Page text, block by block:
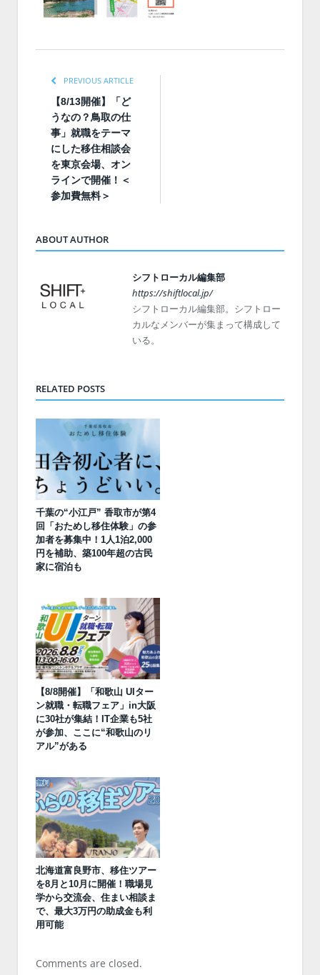
PREVIOUS ARTICLE
【8/13開催】「ど
うなの？鳥取の仕
事」就職をテーマ
にした移住相談会
を東京会場、オン
ラインで開催！＜
参加費無料＞
ABOUT AUTHOR
シフトローカル編集部
https://shiftlocal.jp/
シフトローカル編集部。シフトロー
カルなメンバーが集まって構成して
いる。
RELATED POSTS
千葉の“小江戸” 香取市が第4
回「おためし移住体験」の参
加者を募集中！1人1泊2,000
円を補助、築100年超の古民
家に宿泊も
【8/8開催】「和歌山 UIター
ン就職・転職フェア」in大阪
に30社が集結！IT企業も5社
が参加、ここに“和歌山のリ
アル”がある
北海道富良野市、移住ツアー
を8月と10月に開催！職場見
学から交流会、住まい相談ま
で、最大3万円の助成金も利
用可能
Comments are closed.